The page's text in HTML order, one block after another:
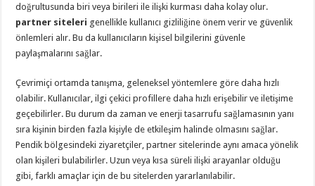
doğrultusunda biri veya birileri ile ilişki kurması daha kolay olur.
partner siteleri genellikle kullanıcı gizliliğine önem verir ve güvenlik
önlemleri alır. Bu da kullanıcıların kişisel bilgilerini güvenle
paylaşmalarını sağlar.
Çevrimiçi ortamda tanışma, geleneksel yöntemlere göre daha hızlı
olabilir. Kullanıcılar, ilgi çekici profillere daha hızlı erişebilir ve iletişime
geçebilirler. Bu durum da zaman ve enerji tasarrufu sağlamasının yanı
sıra kişinin birden fazla kişiyle de etkileşim halinde olmasını sağlar.
Pendik bölgesindeki ziyaretçiler, partner sitelerinde aynı amaca yönelik
olan kişileri bulabilirler. Uzun veya kısa süreli ilişki arayanlar olduğu
gibi, farklı amaçlar için de bu sitelerden yararlanılabilir.